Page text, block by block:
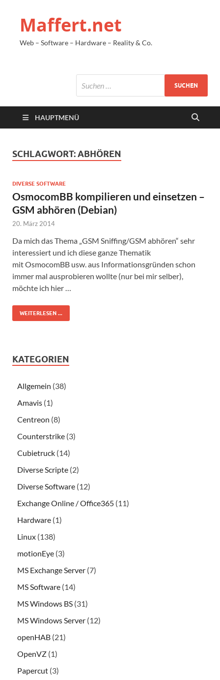
Maffert.net
Web – Software – Hardware – Reality & Co.
HAUPTMENÜ
SCHLAGWORT:ABHÖREN
DIVERSE SOFTWARE
OsmocomBB kompilieren und einsetzen –
GSM abhören (Debian)
20. März 2014
Da mich das Thema „GSM Sniffing/GSM abhören“ sehr
interessiert und ich diese ganze Thematik
mit OsmocomBB usw. aus Informationsgründen schon
immer mal ausprobieren wollte (nur bei mir selber),
möchte ich hier …
WEITERLESEN ...
KATEGORIEN
Allgemein (38)
Amavis (1)
Centreon (8)
Counterstrike (3)
Cubietruck (14)
Diverse Scripte (2)
Diverse Software (12)
Exchange Online / Office365 (11)
Hardware (1)
Linux (138)
motionEye (3)
MS Exchange Server (7)
MS Software (14)
MS Windows BS (31)
MS Windows Server (12)
openHAB (21)
OpenVZ (1)
Papercut (3)